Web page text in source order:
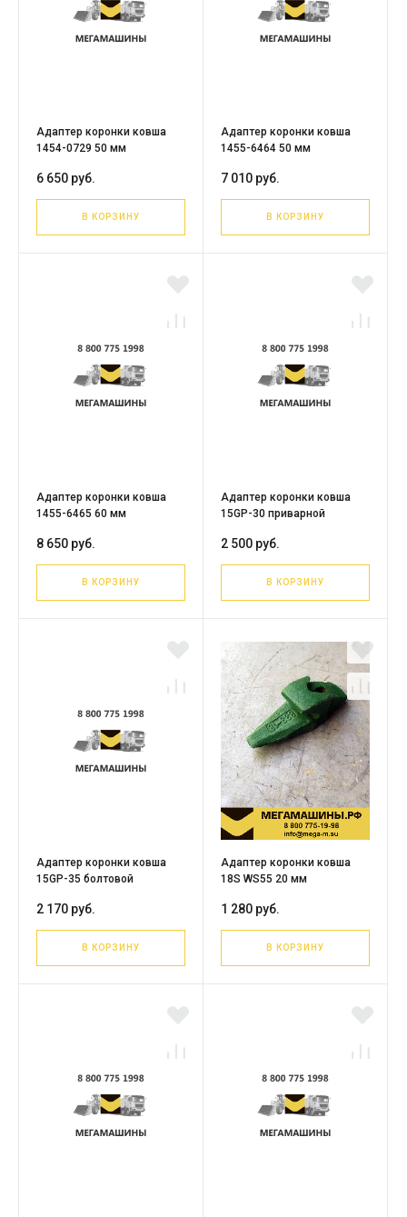
Адаптер коронки ковша
1454-0729 50 мм
6 650 руб.
В КОРЗИНУ
Адаптер коронки ковша
1455-6464 50 мм
7 010 руб.
В КОРЗИНУ
Адаптер коронки ковша
1455-6465 60 мм
8 650 руб.
В КОРЗИНУ
Адаптер коронки ковша
15GP-30 приварной
2 500 руб.
В КОРЗИНУ
Адаптер коронки ковша
15GP-35 болтовой
2 170 руб.
В КОРЗИНУ
Адаптер коронки ковша
18S WS55 20 мм
1 280 руб.
В КОРЗИНУ